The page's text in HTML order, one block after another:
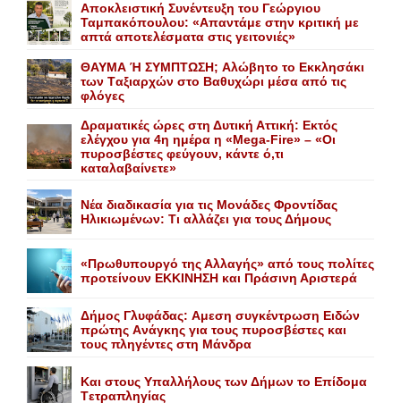
Αποκλειστική Συνέντευξη του Γεώργιου
Ταμπακόπουλου: «Απαντάμε στην κριτική με
απτά αποτελέσματα στις γειτονιές»
ΘΑΥΜΑ Ή ΣΥΜΠΤΩΣΗ; Aλώβητο το Eκκλησάκι
των Tαξιαρχών στο Bαθυχώρι μέσα από τις
φλόγες
Δραματικές ώρες στη Δυτική Αττική: Εκτός
ελέγχου για 4η ημέρα η «Mega-Fire» – «Οι
πυροσβέστες φεύγουν, κάντε ό,τι
καταλαβαίνετε»
Nέα διαδικασία για τις Mονάδες Φροντίδας
Hλικιωμένων: Tι αλλάζει για τους Δήμους
«Πρωθυπουργό της Αλλαγής» από τους πολίτες
προτείνουν EKKINHΣΗ και Πράσινη Αριστερά
Δήμος Γλυφάδας: Aμεση συγκέντρωση Eιδών
πρώτης Aνάγκης για τους πυροσβέστες και
τους πληγέντες στη Mάνδρα
Kαι στους Yπαλλήλους των Δήμων το Eπίδομα
Tετραπληγίας